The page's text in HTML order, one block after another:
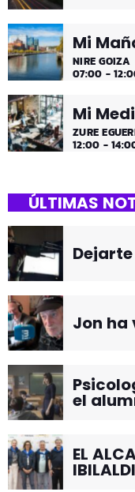
Mi
NIRE GOIZA
07:00 -
Mi
ZURE
12:00 -
ÚLTIMAS
Jon ha
el
EL